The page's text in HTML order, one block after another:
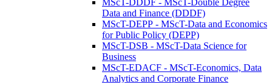
MScT-DDDF - MScT-Double Degree
Data and Finance (DDDF)
MScT-DEPP - MScT-Data and Economics
for Public Policy (DEPP)
MScT-DSB - MScT-Data Science for
Business
MScT-EDACF - MScT-Economics, Data
Analytics and Corporate Finance